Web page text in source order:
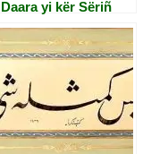
Daara yi kër Sëriñ
Alhaaji Mbàkke